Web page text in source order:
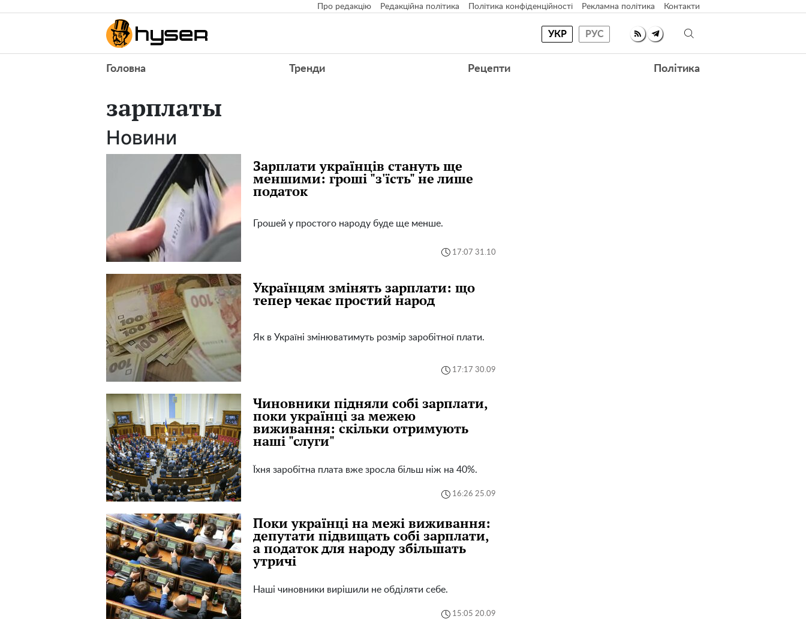
Про редакцію Редакційна політика Політика конфіденційності Рекламна політика Контакти
УКР РУС
Головна Тренди Рецепти Політика
зарплаты
Новини
Зарплати українців стануть ще
меншими: гроші "з'їсть" не лише
податок
Грошей у простого народу буде ще менше.
17:07 31.10
Українцям змінять зарплати: що
тепер чекає простий народ
Як в Україні змінюватимуть розмір заробітної плати.
17:17 30.09
Чиновники підняли собі зарплати,
поки українці за межею
виживання: скільки отримують
наші "слуги"
Їхня заробітна плата вже зросла більш ніж на 40%.
16:26 25.09
Поки українці на межі виживання:
депутати підвищать собі зарплати,
а податок для народу збільшать
утричі
Наші чиновники вирішили не обділяти себе.
15:05 20.09